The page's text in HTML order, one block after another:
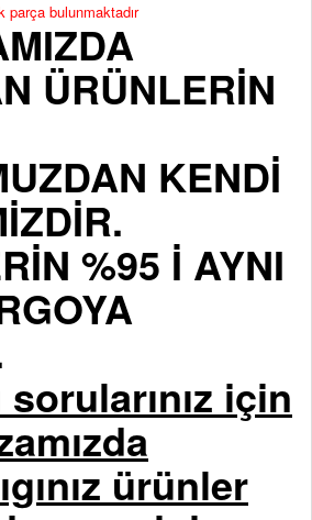
parça bulunmaktadır
ÜRÜNLERİN
KENDİ
%95 İ AYNI
için
ürünler